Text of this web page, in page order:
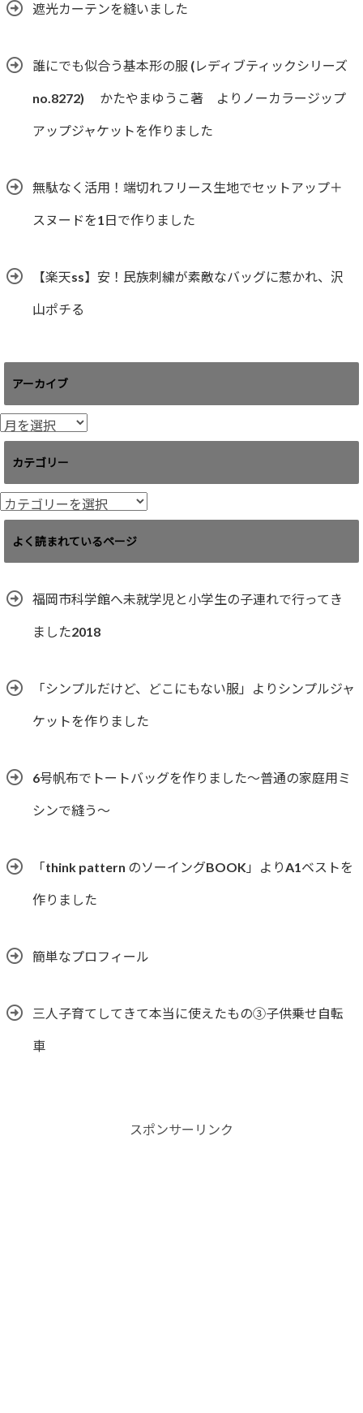
遮光カーテンを縫いました
誰にでも似合う基本形の服 (レディブティックシリーズ
no.8272) かたやまゆうこ著 よりノーカラージップ
アップジャケットを作りました
無駄なく活用！端切れフリース生地でセットアップ＋
スヌードを1日で作りました
【楽天ss】安！民族刺繍が素敵なバッグに惹かれ、沢
山ポチる
アーカイブ
ア
ー
イ
ブ
カテゴリー
カ
テ
リ
よく読まれているページ
福岡市科学館へ未就学児と小学生の子連れで行ってき
ました2018
「シンプルだけど、どこにもない服」よりシンプルジャ
ケットを作りました
6号帆布でトートバッグを作りました〜普通の家庭用ミ
シンで縫う〜
「think pattern のソーイングBOOK」よりA1ベストを
作りました
簡単なプロフィール
三人子育てしてきて本当に使えたもの③子供乗せ自転
車
スポンサーリンク